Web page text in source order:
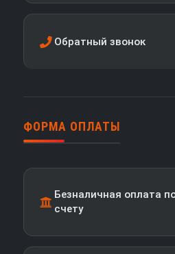
Обратный звонок
ФОРМА ОПЛАТЫ
Безналичная оплата
счету